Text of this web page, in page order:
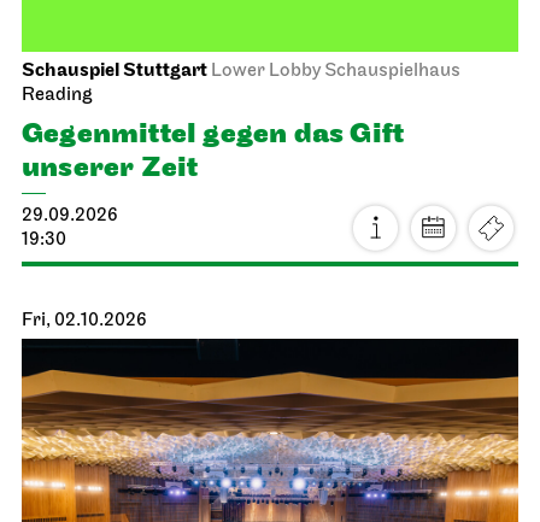
Schauspiel Stuttgart Lower Lobby Schauspielhaus
Reading
Gegenmittel gegen das Gift
unserer Zeit
29.09.2026
19:30
Fri, 02.10.2026